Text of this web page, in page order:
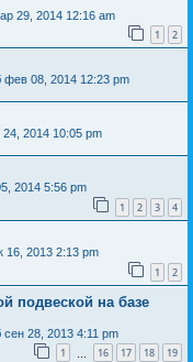
29, 2014 12:16 am
1 2
фев 08, 2014 12:23 pm
24, 2014 10:05 pm
2014 5:56 pm
1 2 3 4
16, 2013 2:13 pm
1 2
подвеской на базе
сен 28, 2013 4:11 pm
1 16 17 18 19